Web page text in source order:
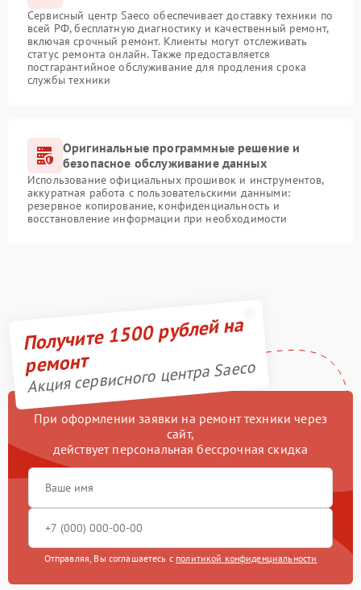
Сервисный центр Saeco обеспечивает доставку техники по
всей РФ, бесплатную диагностику и качественный ремонт,
включая срочный ремонт. Клиенты могут отслеживать
статус ремонта онлайн. Также предоставляется
постгарантийное обслуживание для продления срока
службы техники
Оригинальные программные решение и
безопасное обслуживание данных
Использование официальных прошивок и инструментов,
аккуратная работа с пользовательскими данными:
резервное копирование, конфиденциальность и
восстановление информации при необходимости
Получите 1500 рублей на
ремонт
Акция сервисного центра Saeco
При оформлении заявки на ремонт техники через
сайт,
действует персональная бессрочная скидка
Отправляя, Вы соглашаетесь с политикой конфиденциальности